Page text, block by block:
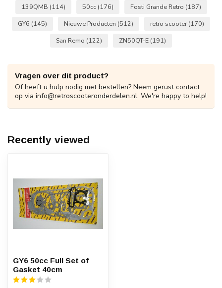
139QMB (114) 50cc (176) Fosti Grande Retro (187)
GY6 (145) Nieuwe Producten (512) retro scooter (170)
San Remo (122) ZN50QT-E (191)
Vragen over dit product?
Of heeft u hulp nodig met bestellen? Neem gerust contact
op via info@retroscooteronderdelen.nl. We're happy to help!
Recently viewed
GY6 50cc Full Set of
Gasket 40cm